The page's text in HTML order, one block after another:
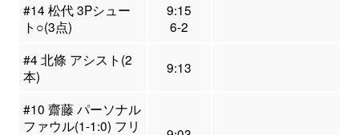
#14 松代 3Pシュー
ト○(3点)
9:15
6-2
#4 北條 アシスト(2
本)
9:13
#10 齋藤 パーソナル
ファウル(1-1:0) フリ